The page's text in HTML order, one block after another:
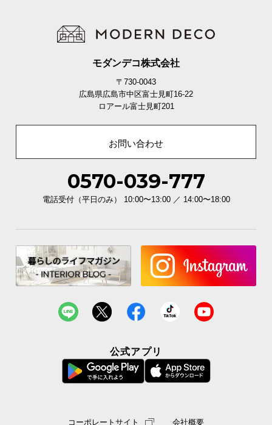
モダンデコ株式会社
〒730-0043
広島県広島市中区富士見町16-22
ロアール富士見町201
お問い合わせ
0570-039-777
電話受付（平日のみ） 10:00〜13:00 ／ 14:00〜18:00
公式アプリ
コーポレートサイト 会社概要